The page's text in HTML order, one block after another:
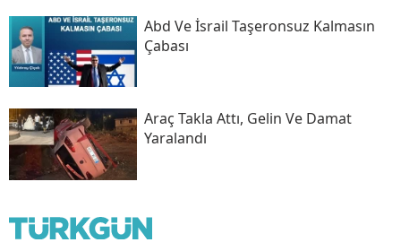
Abd Ve İsrail Taşeronsuz Kalmasın
Çabası
Araç Takla Attı, Gelin Ve Damat
Yaralandı